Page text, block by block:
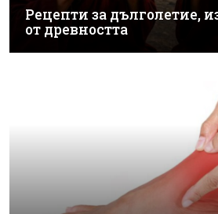
Рецепти за дълголетие,
от древността